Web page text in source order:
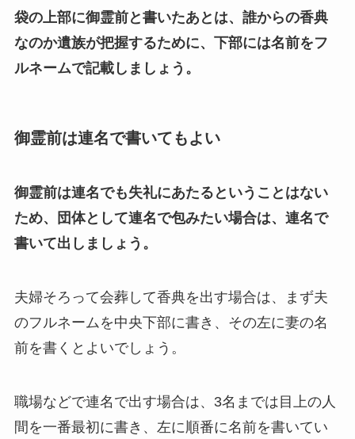
袋の上部に御霊前と書いたあとは、誰からの香典
なのか遺族が把握するために、下部には名前をフ
ルネームで記載しましょう。
御霊前は連名で書いてもよい
御霊前は連名でも失礼にあたるということはない
ため、団体として連名で包みたい場合は、連名で
書いて出しましょう。
夫婦そろって会葬して香典を出す場合は、まず夫
のフルネームを中央下部に書き、その左に妻の名
前を書くとよいでしょう。
職場などで連名で出す場合は、3名までは目上の人
間を一番最初に書き、左に順番に名前を書いてい